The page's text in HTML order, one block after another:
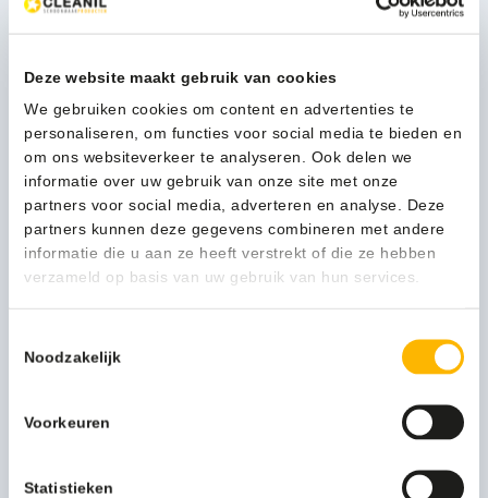
Deze website maakt gebruik van cookies
We gebruiken cookies om content en advertenties te
personaliseren, om functies voor social media te bieden en
om ons websiteverkeer te analyseren. Ook delen we
informatie over uw gebruik van onze site met onze
partners voor social media, adverteren en analyse. Deze
partners kunnen deze gegevens combineren met andere
informatie die u aan ze heeft verstrekt of die ze hebben
verzameld op basis van uw gebruik van hun services.
Noodzakelijk
Voorkeuren
Statistieken
Kleur grijs
Verpakkingseenheid Per stuk
Merknaam Sunware
Zakhouder
Artikel inhoud ltr
VB 131200
Artikel materiaal 1 Polypropylene
Artikel hoogte mm